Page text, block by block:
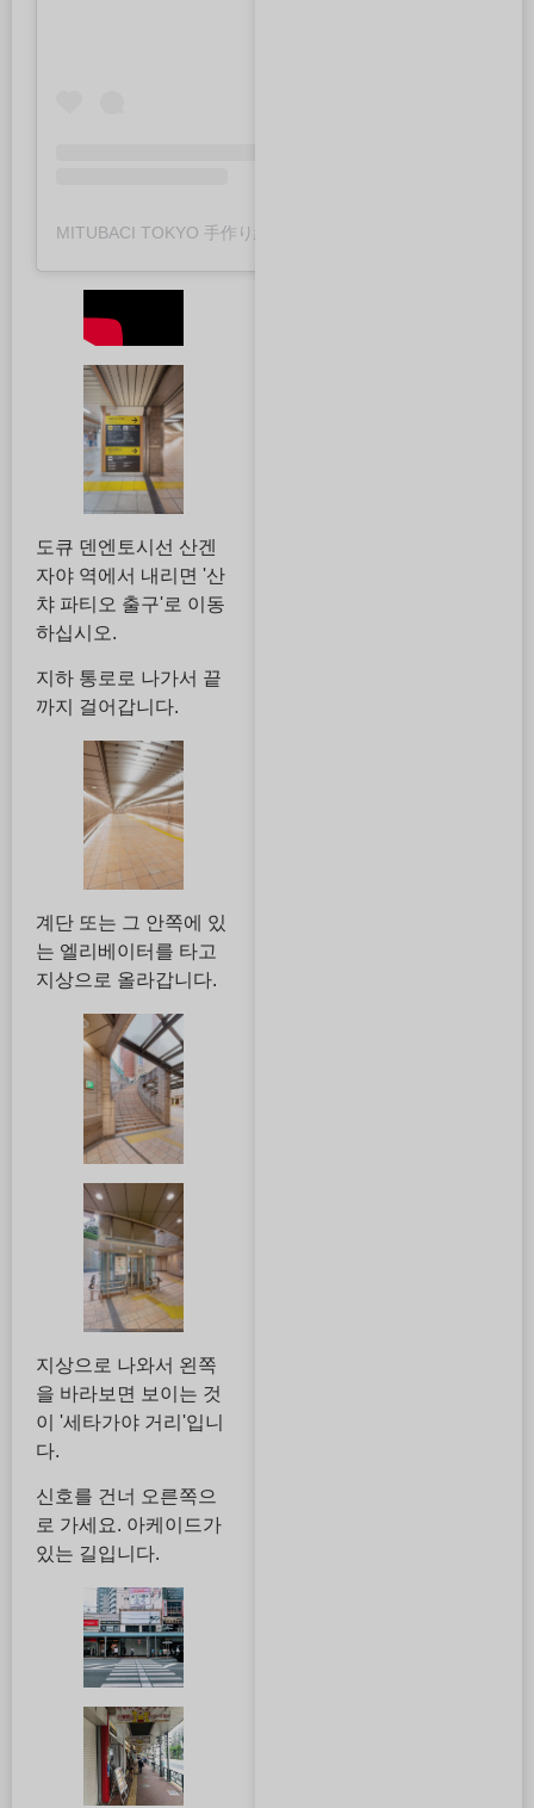
도큐 덴엔토시선 산겐
자야 역에서 내리면 '산
챠 파티오 출구'로 이동
하십시오.
지하 통로로 나가서 끝
까지 걸어갑니다.
계단 또는 그 안쪽에 있
는 엘리베이터를 타고
지상으로 올라갑니다.
지상으로 나와서 왼쪽
을 바라보면 보이는 것
이 '세타가야 거리'입니
다.
신호를 건너 오른쪽으
로 가세요. 아케이드가
있는 길입니다.